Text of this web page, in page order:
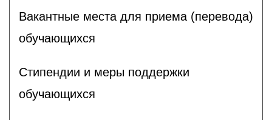
Вакантные места для приема (перевода)
обучающихся
Стипендии и меры поддержки
обучающихся